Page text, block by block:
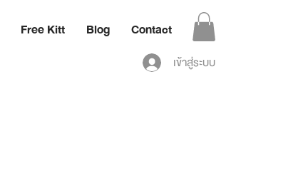
Free Kitt Blog Contact
เข้าสู่ระบบ